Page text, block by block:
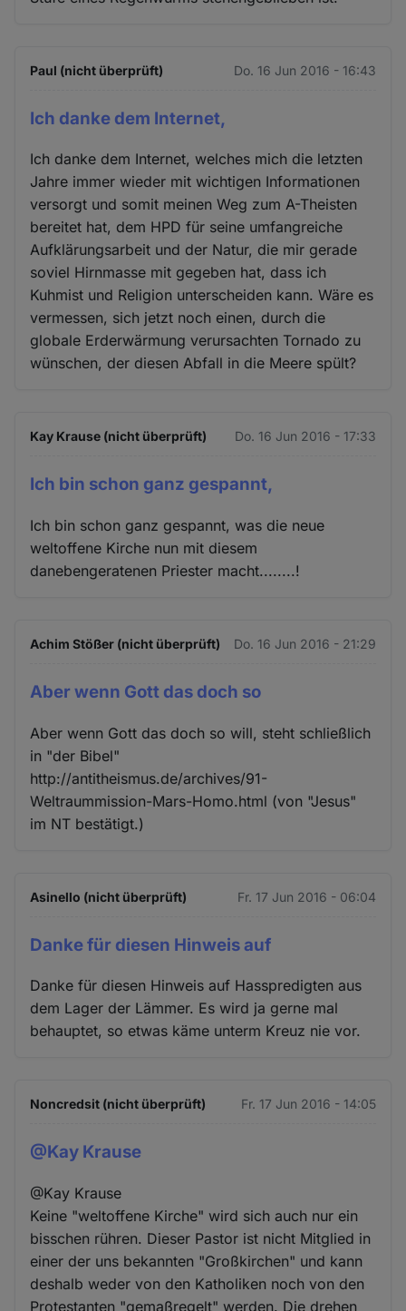
Paul (nicht überprüft) Do. 16 Jun 2016 - 16:43
Ich danke dem Internet,
Ich danke dem Internet, welches mich die letzten
Jahre immer wieder mit wichtigen Informationen
versorgt und somit meinen Weg zum A-Theisten
bereitet hat, dem HPD für seine umfangreiche
Aufklärungsarbeit und der Natur, die mir gerade
soviel Hirnmasse mit gegeben hat, dass ich
Kuhmist und Religion unterscheiden kann. Wäre es
vermessen, sich jetzt noch einen, durch die
globale Erderwärmung verursachten Tornado zu
wünschen, der diesen Abfall in die Meere spült?
Kay Krause (nicht überprüft) Do. 16 Jun 2016 - 17:33
Ich bin schon ganz gespannt,
Ich bin schon ganz gespannt, was die neue
weltoffene Kirche nun mit diesem
danebengeratenen Priester macht........!
Achim Stößer (nicht überprüft) Do. 16 Jun 2016 - 21:29
Aber wenn Gott das doch so
Aber wenn Gott das doch so will, steht schließlich
in "der Bibel"
http://antitheismus.de/archives/91-
Weltraummission-Mars-Homo.html (von "Jesus"
im NT bestätigt.)
Asinello (nicht überprüft) Fr. 17 Jun 2016 - 06:04
Danke für diesen Hinweis auf
Danke für diesen Hinweis auf Hasspredigten aus
dem Lager der Lämmer. Es wird ja gerne mal
behauptet, so etwas käme unterm Kreuz nie vor.
Noncredsit (nicht überprüft) Fr. 17 Jun 2016 - 14:05
@Kay Krause
@Kay Krause
Keine "weltoffene Kirche" wird sich auch nur ein
bisschen rühren. Dieser Pastor ist nicht Mitglied in
einer der uns bekannten "Großkirchen" und kann
deshalb weder von den Katholiken noch von den
Protestanten "gemaßregelt" werden. Die drehen